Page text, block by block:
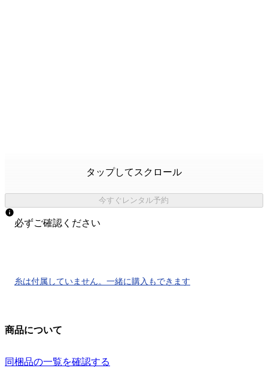
タップしてスクロール
今すぐレンタル予約
必ずご確認ください
糸は付属していません。 一緒に購入もできます
商品について
同梱品の一覧を確認する